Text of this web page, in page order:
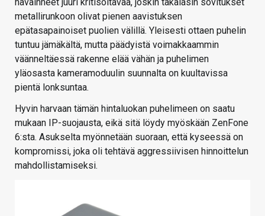
metallirunkoon olivat pienen aavistuksen
epätasapainoiset puolien välillä. Yleisesti ottaen puhelin
tuntuu jämäkältä, mutta päädyistä voimakkaammin
väänneltäessä rakenne elää vähän ja puhelimen
yläosasta kameramoduulin suunnalta on kuultavissa
pientä lonksuntaa.
Hyvin harvaan tämän hintaluokan puhelimeen on saatu
mukaan IP-suojausta, eikä sitä löydy myöskään ZenFone
6:sta. Asukselta myönnetään suoraan, että kyseessä on
kompromissi, joka oli tehtävä aggressiivisen hinnoittelun
mahdollistamiseksi.